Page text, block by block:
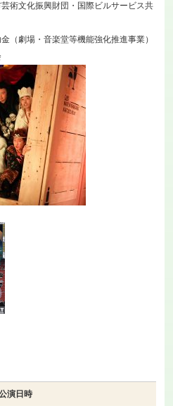
術文化振興財団・国際ビルサービス共
（劇場・音楽堂等機能強化推進事業）
演日時